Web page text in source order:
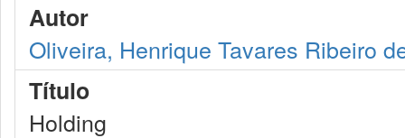
Autor
Oliveira, Henrique Tavares Ribeiro
Título
Holding